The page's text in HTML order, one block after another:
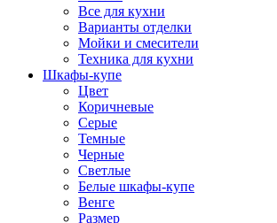
Все для кухни
Варианты отделки
Мойки и смесители
Техника для кухни
Шкафы-купе
Цвет
Коричневые
Серые
Темные
Черные
Светлые
Белые шкафы-купе
Венге
Размер